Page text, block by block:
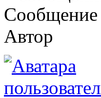
Сообщение
Автор